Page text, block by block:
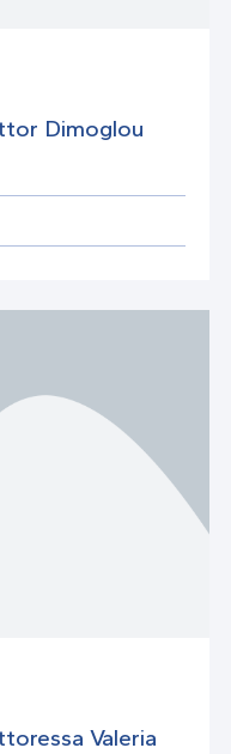
Dimoglou
Valeria